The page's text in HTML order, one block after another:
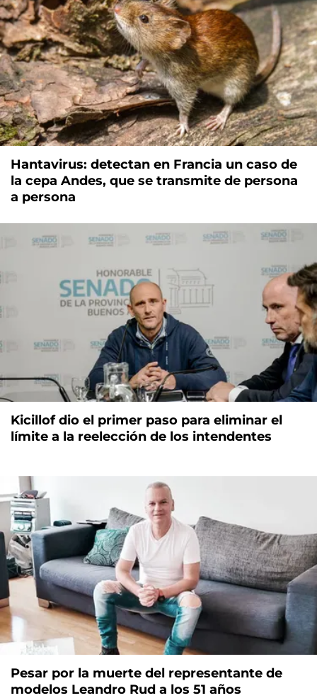
Hantavirus: detectan en Francia un caso de
la cepa Andes, que se transmite de persona
a persona
Kicillof dio el primer paso para eliminar el
límite a la reelección de los intendentes
Pesar por la muerte del representante de
modelos Leandro Rud a los 51 años